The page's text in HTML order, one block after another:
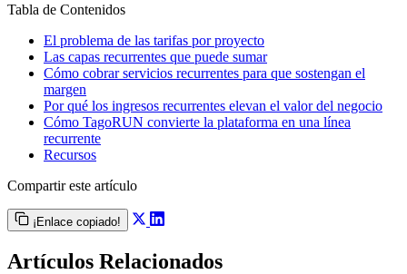
Tabla de Contenidos
El problema de las tarifas por proyecto
Las capas recurrentes que puede sumar
Cómo cobrar servicios recurrentes para que sostengan el
margen
Por qué los ingresos recurrentes elevan el valor del negocio
Cómo TagoRUN convierte la plataforma en una línea
recurrente
Recursos
Compartir este artículo
¡Enlace copiado!
Artículos Relacionados